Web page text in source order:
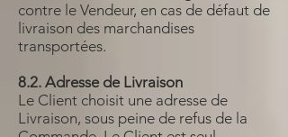
contre le Vendeur, en cas de défaut de
livraison des marchandises
transportées.
8.2. Adresse de Livraison
Le Client choisit une adresse de
Livraison, sous peine de refus de la